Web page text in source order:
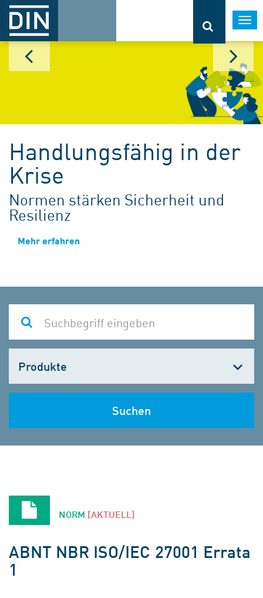
Handlungsfähig in der
Krise
Normen stärken Sicherheit und
Resilienz
Mehr erfahren
wählen
Suchen
NORM [AKTUELL]
ABNT NBR ISO/IEC 27001 Errata
1